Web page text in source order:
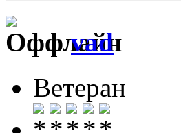
vad
Ветеран